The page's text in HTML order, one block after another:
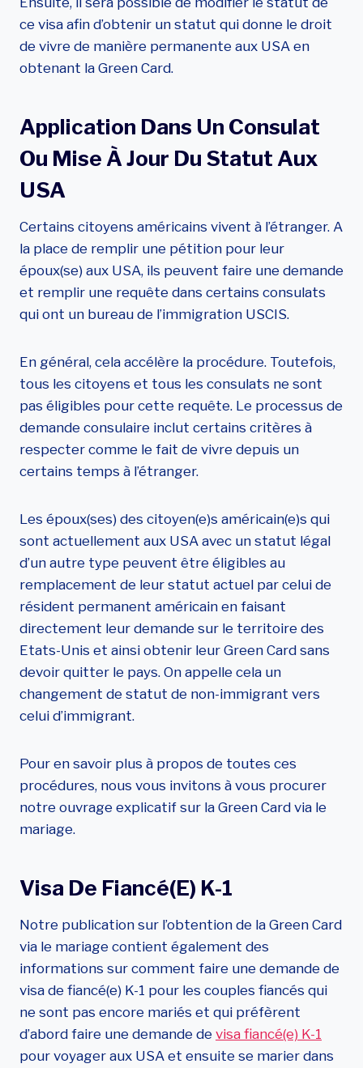
ce visa afin d’obtenir un statut qui donne le droit
de vivre de manière permanente aux USA en
obtenant la Green Card.
Application Dans Un Consulat
Ou Mise À Jour Du Statut Aux
USA
Certains citoyens américains vivent à l’étranger. A
la place de remplir une pétition pour leur
époux(se) aux USA, ils peuvent faire une demande
et remplir une requête dans certains consulats
qui ont un bureau de l’immigration USCIS.
En général, cela accélère la procédure. Toutefois,
tous les citoyens et tous les consulats ne sont
pas éligibles pour cette requête. Le processus de
demande consulaire inclut certains critères à
respecter comme le fait de vivre depuis un
certains temps à l’étranger.
Les époux(ses) des citoyen(e)s américain(e)s qui
sont actuellement aux USA avec un statut légal
d’un autre type peuvent être éligibles au
remplacement de leur statut actuel par celui de
résident permanent américain en faisant
directement leur demande sur le territoire des
Etats-Unis et ainsi obtenir leur Green Card sans
devoir quitter le pays. On appelle cela un
changement de statut de non-immigrant vers
celui d’immigrant.
Pour en savoir plus à propos de toutes ces
procédures, nous vous invitons à vous procurer
notre ouvrage explicatif sur la Green Card via le
mariage.
Visa De Fiancé(e) K-1
Notre publication sur l’obtention de la Green Card
via le mariage contient également des
informations sur comment faire une demande de
visa de fiancé(e) K-1 pour les couples fiancés qui
ne sont pas encore mariés et qui préfèrent
d’abord faire une demande de visa fiancé(e) K-1
pour voyager aux USA et ensuite se marier dans